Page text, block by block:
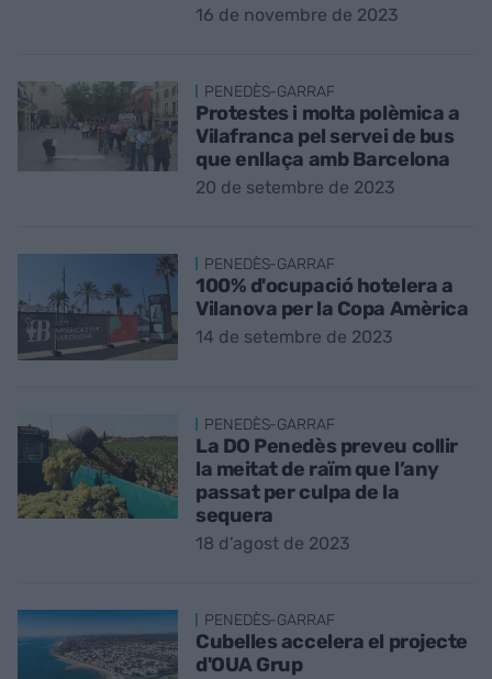
16 de novembre de 2023
PENEDÈS-GARRAF
Protestes i molta polèmica a
Vilafranca pel servei de bus
que enllaça amb Barcelona
20 de setembre de 2023
PENEDÈS-GARRAF
100% d'ocupació hotelera a
Vilanova per la Copa Amèrica
14 de setembre de 2023
PENEDÈS-GARRAF
La DO Penedès preveu collir
la meitat de raïm que l’any
passat per culpa de la
sequera
18 d’agost de 2023
PENEDÈS-GARRAF
Cubelles accelera el projecte
d'OUA Grup